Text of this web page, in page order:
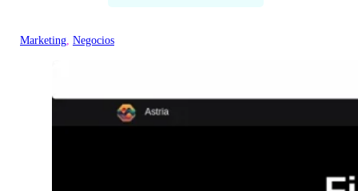
Marketing, Negocios